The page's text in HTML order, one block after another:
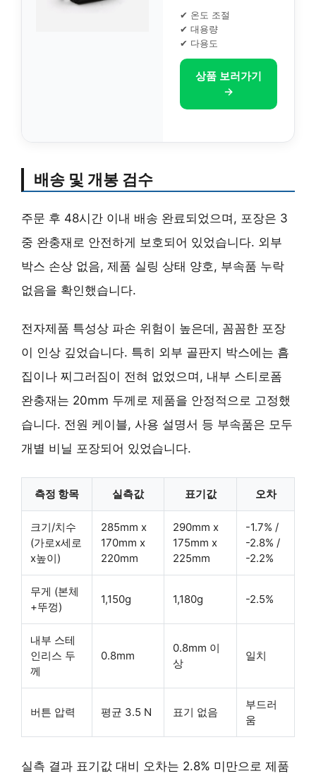
✔ 온도 조절
✔ 대용량
✔ 다용도
상품 보러가기
→
배송 및 개봉 검수
주문 후 48시간 이내 배송 완료되었으며, 포장은 3
중 완충재로 안전하게 보호되어 있었습니다. 외부
박스 손상 없음, 제품 실링 상태 양호, 부속품 누락
없음을 확인했습니다.
전자제품 특성상 파손 위험이 높은데, 꼼꼼한 포장
이 인상 깊었습니다. 특히 외부 골판지 박스에는 흠
집이나 찌그러짐이 전혀 없었으며, 내부 스티로폼
완충재는 20mm 두께로 제품을 안정적으로 고정했
습니다. 전원 케이블, 사용 설명서 등 부속품은 모두
개별 비닐 포장되어 있었습니다.
측정 항목 실측값 표기값 오차
크기/치수
(가로x세로
x높이)
285mm x
170mm x
220mm
290mm x
175mm x
225mm
-1.7% /
-2.8% /
-2.2%
무게 (본체
+뚜껑)
1,150g 1,180g -2.5%
내부 스테
인리스 두
께
0.8mm
0.8mm 이
상
일치
버튼 압력 평균 3.5 N 표기 없음
부드러
움
실측 결과 표기값 대비 오차는 2.8% 미만으로 제품